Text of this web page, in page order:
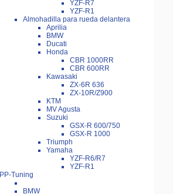
YZF-R7
YZF-R1
Almohadilla para rueda delantera
Aprilia
BMW
Ducati
Honda
CBR 1000RR
CBR 600RR
Kawasaki
ZX-6R 636
ZX-10R/Z900
KTM
MV Agusta
Suzuki
GSX-R 600/750
GSX-R 1000
Triumph
Yamaha
YZF-R6/R7
YZF-R1
PP-Tuning
BMW